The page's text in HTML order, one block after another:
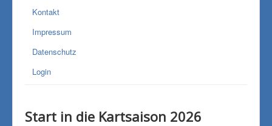
Kontakt
Impressum
Datenschutz
Login
Start in die Kartsaison 2026